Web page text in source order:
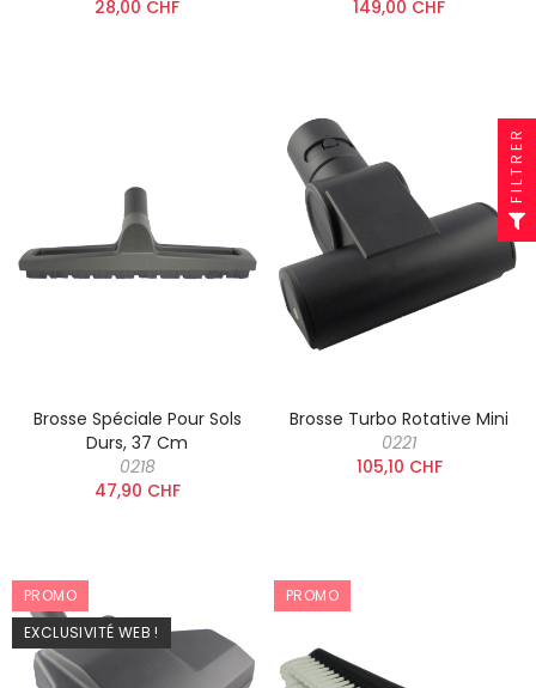
28,00 CHF 149,00 CHF
Brosse Spéciale Pour Sols
Durs, 37 Cm
0218
47,90 CHF
Brosse Turbo Rotative Mini
0221
105,10 CHF
PROMO
EXCLUSIVITÉ WEB !
PROMO
FILTRER